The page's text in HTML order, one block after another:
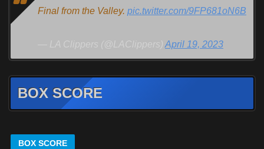
Final from the Valley. pic.twitter.com/9FP681oN6B
— LA Clippers (@LAClippers) April 19, 2023
BOX SCORE
BOX SCORE